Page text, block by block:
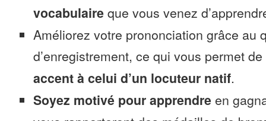
vocabulaire que vous venez
Améliorez votre prononciation grâce au
d’enregistrement, ce qui vous permet de
accent à celui d’un locuteur natif.
Soyez motivé pour apprendre en